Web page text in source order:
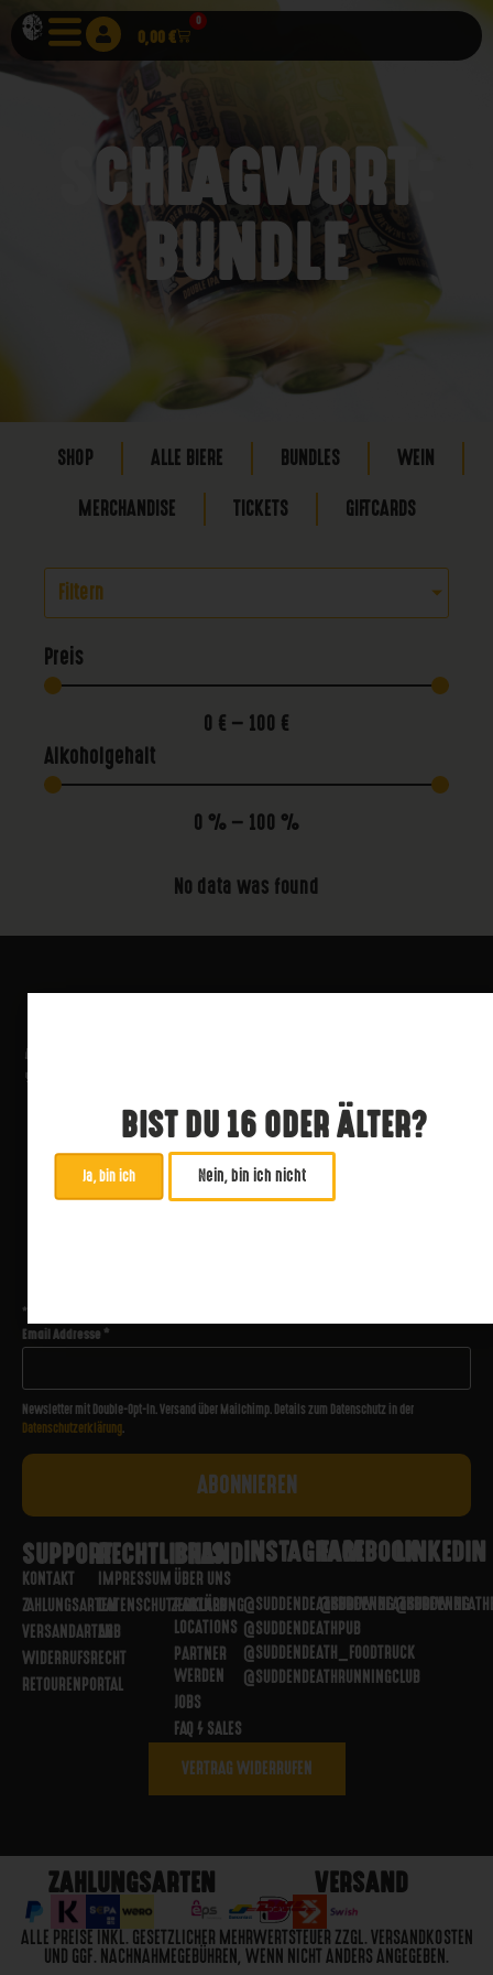
0,00€
0
SCHLAGWORT:
BUNDLE
SHOP ALLE BIERE BUNDLES WEIN
MERCHANDISE TICKETS GIFTCARDS
Filtern
Preis
0 € — 100 €
Alkoholgehalt
0 % — 100 %
No data was found
*
Email Addresse*
Newsletter mit Double-Opt-In. Versand über Mailchimp. Details zum Datenschutz in der
Datenschutzerklärung.
SUPPORT
KONTAKT
ZAHLUNGSARTEN
VERSANDARTEN
WIDERRUFSRECHT
RETOURENPORTAL
RECHTLICHES
IMPRESSUM
DATENSCHUTZERKLÄRUNG
AGB
BRAND
ÜBER UNS
PARTNER
LOCATIONS
PARTNER
WERDEN
JOBS
FAQ / SALES
INSTAGRAM
@SUDDENDEATHBREWING
@SUDDENDEATHPUB
@SUDDENDEATH_FOODTRUCK
@SUDDENDEATHRUNNINGCLUB
FACEBOOK
@SUDDENDEATHBREWING
LINKEDIN
VERTRAG WIDERRUFEN
ZAHLUNGSARTEN VERSAND
ALLE PREISE INKL. GESETZLICHER MEHRWERTSTEUER ZZGL. VERSANDKOSTEN
UND GGF. NACHNAHMEGEBÜHREN, WENN NICHT ANDERS ANGEGEBEN.
BIST DU 16 ODER ÄLTER?
Ja, bin ich Nein, bin ich nicht